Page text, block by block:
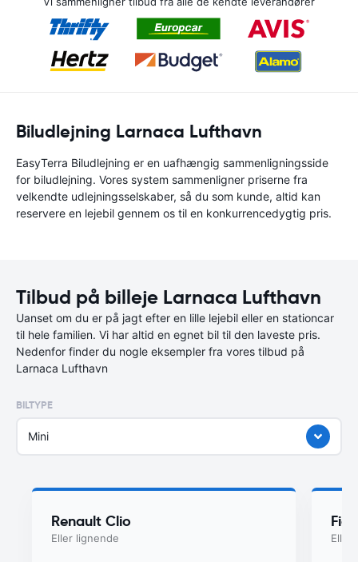
Biludlejning Larnaca Lufthavn
EasyTerra Biludlejning er en uafhængig sammenligningsside
for biludlejning. Vores system sammenligner priserne fra
velkendte udlejningsselskaber, så du som kunde, altid kan
reservere en lejebil gennem os til en konkurrencedygtig pris.
Tilbud på billeje Larnaca Lufthavn
Uanset om du er på jagt efter en lille lejebil eller en stationcar
til hele familien. Vi har altid en egnet bil til den laveste pris.
Nedenfor finder du nogle eksempler fra vores tilbud på
Larnaca Lufthavn
BILTYPE
Mini
Renault Clio
Eller lignende Eller